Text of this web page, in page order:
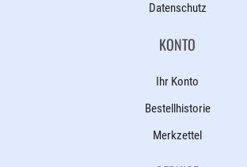
Datenschutz
KONTO
Ihr Konto
Bestellhistorie
Merkzettel